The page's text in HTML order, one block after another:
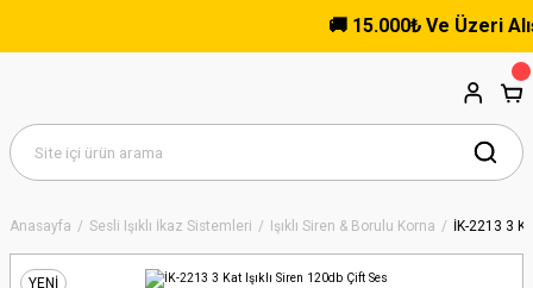
🚚 15.000₺ Ve Üzeri
Anasayfa Sesli Işıklı İkaz Sistemleri Işıklı Siren & Borulu Korna İK-2213 3
YENİ